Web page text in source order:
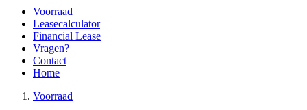
Voorraad
Leasecalculator
Financial Lease
Vragen?
Contact
Home
Voorraad